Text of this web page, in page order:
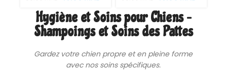
Antidérapante, Coupe
Progressive Sans
Douleur
Animaux Domestiques
Hygiène et Soins pour Chiens –
Shampoings et Soins des Pattes
Gardez votre chien propre et en pleine forme
avec nos soins spécifiques.